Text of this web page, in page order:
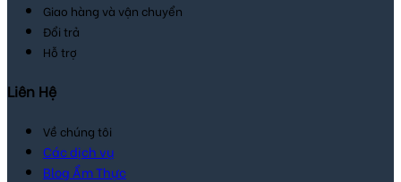
Giao hàng và vận chuyển
Đổi trả
Hỗ trợ
Liên Hệ
Về chúng tôi
Các dịch vụ
Blog Ẩm Thực